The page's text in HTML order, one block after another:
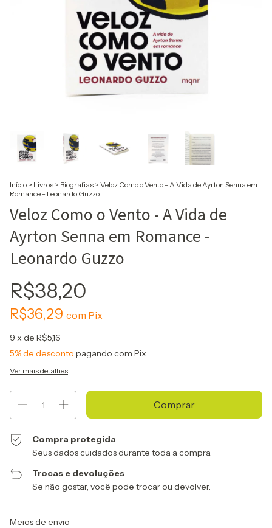
Início > Livros > Biografias > Veloz Como o Vento - A Vida de Ayrton Senna em
Romance - Leonardo Guzzo
Veloz Como o Vento - A Vida de
Ayrton Senna em Romance -
Leonardo Guzzo
R$38,20
R$36,29 com Pix
9 x de R$5,16
5% de desconto pagando com Pix
Ver mais detalhes
Compra protegida
Seus dados cuidados durante toda a compra.
Trocas e devoluções
Se não gostar, você pode trocar ou devolver.
Entregas para o CEP:
Meios de envio